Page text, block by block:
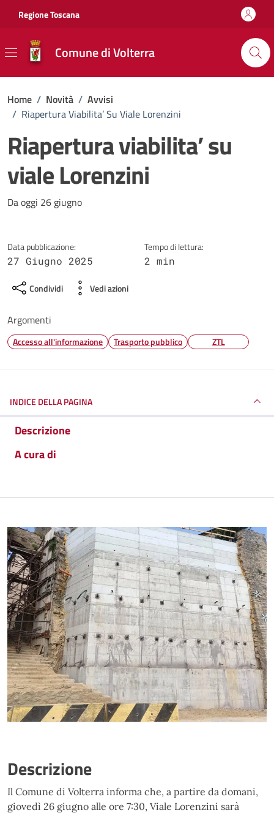
Regione Toscana
Comune di Volterra
Home / Novità / Avvisi
/ Riapertura Viabilita’ Su Viale Lorenzini
Riapertura viabilita’ su
viale Lorenzini
Dettagli della notizia
Da oggi 26 giugno
Data pubblicazione:
27 Giugno 2025
Tempo di lettura:
2 min
Condividi Vedi azioni
Argomenti
Accesso all'informazione Trasporto pubblico ZTL
INDICE DELLA PAGINA
Descrizione
A cura di
Descrizione
Il Comune di Volterra informa che, a partire da domani,
giovedì 26 giugno alle ore 7:30, Viale Lorenzini sarà